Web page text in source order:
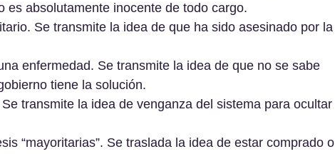
es absolutamente inocente de todo cargo.
Se transmite la idea de que ha sido asesinado por la
enfermedad. Se transmite la idea de que no se sabe
tiene la solución.
transmite la idea de venganza del sistema para ocultar
“mayoritarias”. Se traslada la idea de estar comprado o